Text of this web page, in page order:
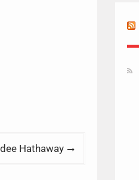
Hathaway